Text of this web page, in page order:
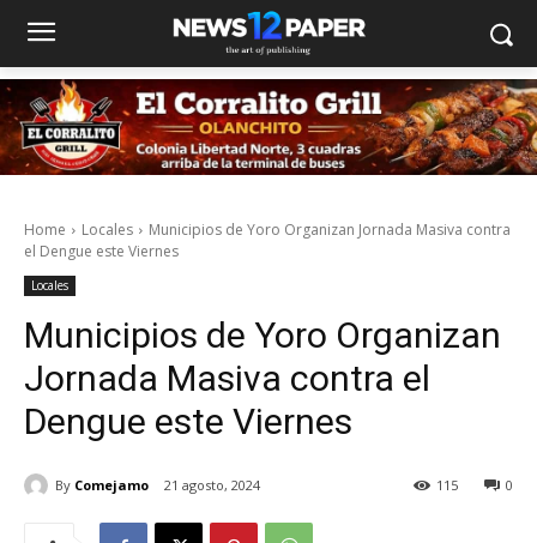
Home Locales
Municipios de Yoro Organizan Jornada Masiva contra
el Dengue este Viernes
Locales
Municipios de Yoro Organizan
Jornada Masiva contra el
Dengue este Viernes
By Comejamo 21 agosto, 2024 0
115